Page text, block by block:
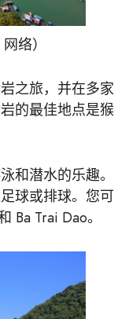
络）
之旅，并在多家
的最佳地点是猴
和潜水的乐趣。
球或排球。您可
Ba Trai Dao。